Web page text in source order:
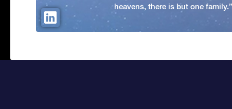
heavens, there is but one